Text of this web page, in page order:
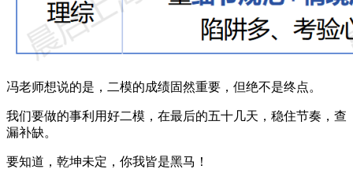
冯老师想说的是，二模的成绩固然重要，但绝不是终点。
我们要做的事利用好二模，在最后的五十几天，稳住节奏，查
漏补缺。
要知道，乾坤未定，你我皆是黑马！